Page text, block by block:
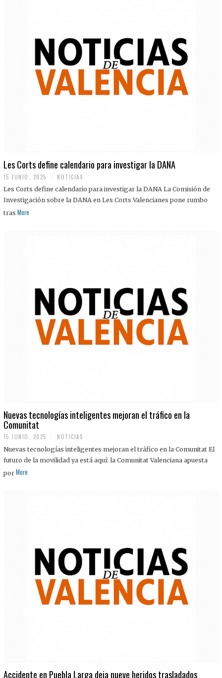
Les Corts define calendario para investigar la DANA
15 JUNIO, 2025 NOTICIAS
Les Corts define calendario para investigar la DANA La Comisión de
Investigación sobre la DANA en Les Corts Valencianes pone rumbo
tras More
Nuevas tecnologías inteligentes mejoran el tráfico en la
Comunitat
15 JUNIO, 2025 NOTICIAS
Nuevas tecnologías inteligentes mejoran el tráfico en la Comunitat El
futuro de la movilidad ya está aquí: la Comunitat Valenciana apuesta
por More
Accidente en Puebla Larga deja nueve heridos trasladados